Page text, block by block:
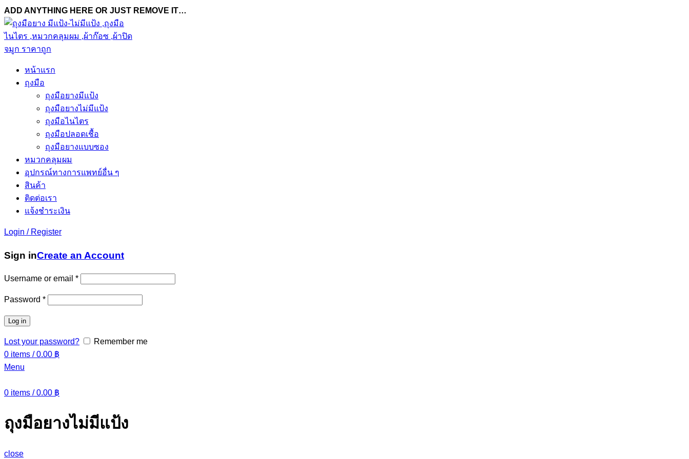
ADD ANYTHING HERE OR JUST REMOVE IT…
หน้าแรก
ถุงมือ
ถุงมือยางมีแป้ง
ถุงมือยางไม่มีแป้ง
ถุงมือไนไตร
ถุงมือปลอดเชื้อ
ถุงมือยางแบบซอง
หมวกคลุมผม
อุปกรณ์ทางการแพทย์อื่น ๆ
สินค้า
ติดต่อเรา
แจ้งชำระเงิน
Login / Register
Sign inCreate an Account
Username or email *
Password *
Log in
Lost your password?
Remember me
0 items / 0.00 ฿
Menu
0 items / 0.00 ฿
ถุงมือยางไม่มีแป้ง
close